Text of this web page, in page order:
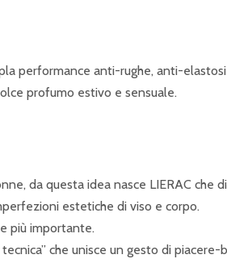
performance anti-rughe, anti-
profumo estivo e sensuale.
da questa idea nasce LIERAC che
estetiche di viso e corpo.
più importante.
che unisce un gesto di piacere-